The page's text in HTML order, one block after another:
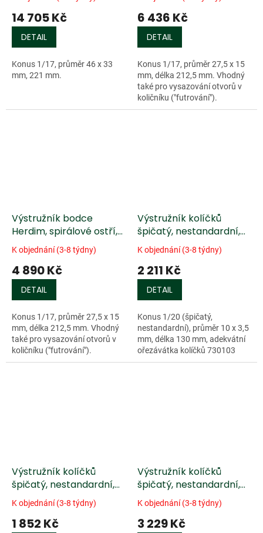
14 705 Kč
DETAIL
Konus 1/17, průměr 46 x 33
mm, 221 mm.
6 436 Kč
DETAIL
Konus 1/17, průměr 27,5 x 15
mm, délka 212,5 mm. Vhodný
také pro vysazování otvorů v
količníku ("futrování").
Výstružník bodce
Herdim, spirálové ostří,
violoncello
K objednání (3-8 týdny)
4 890 Kč
DETAIL
Konus 1/17, průměr 27,5 x 15
mm, délka 212,5 mm. Vhodný
také pro vysazování otvorů v
količníku ("futrování").
Výstružník kolíčků
špičatý, nestandardní,
rovné ostří /TiN/,
housle/viola
K objednání (3-8 týdny)
2 211 Kč
DETAIL
Konus 1/20 (špičatý,
nestandardní), průměr 10 x 3,5
mm, délka 130 mm, adekvátní
ořezávátka kolíčků 730103
nebo 730800.
Výstružník kolíčků
špičatý, nestandardní,
rovné ostří, housle/viola
K objednání (3-8 týdny)
1 852 Kč
Výstružník kolíčků
špičatý, nestandardní,
spirálové ostří /TiN/,
housle/viola
K objednání (3-8 týdny)
3 229 Kč